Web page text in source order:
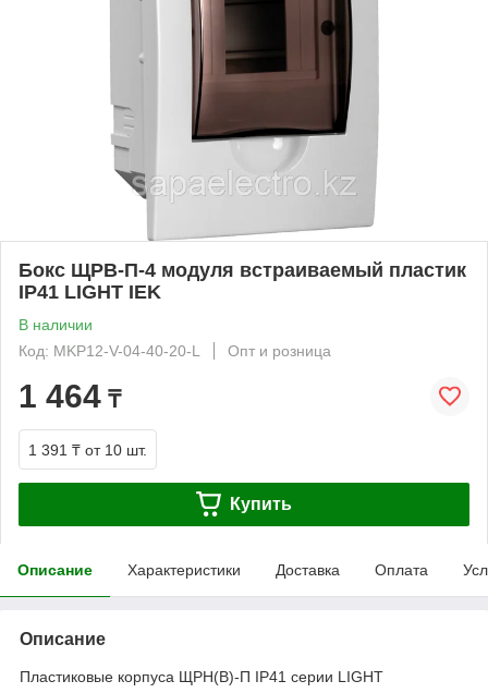
Бокс ЩРВ-П-4 модуля встраиваемый пластик
IP41 LIGHT IEK
В наличии
Код: MKP12-V-04-40-20-L
Опт и розница
1 464 ₸
1 391 ₸ от 10 шт.
Купить
Описание Характеристики Доставка Оплата
Описание
Пластиковые корпуса ЩРН(В)-П IP41 серии LIGHT